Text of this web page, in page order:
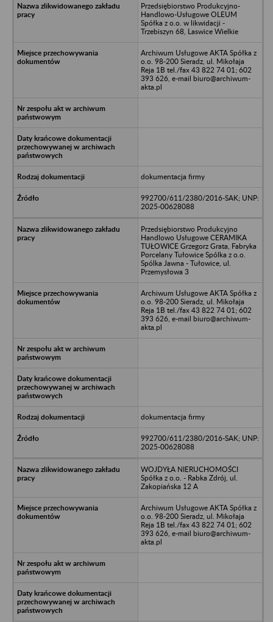
Przedsiębiorstwo Produkcyjno-
Handlowo-Usługowe OLEUM
Spółka z o.o. w likwidacji -
Trzebiszyn 68, Laswice Wielkie
Archiwum Usługowe AKTA Spółka z
o.o. 98-200 Sieradz, ul. Mikołaja
Reja 1B tel./fax 43 822 74 01; 602
393 626, e-mail biuro@archiwum-
akta.pl
dokumentacja firmy
992700/611/2380/2016-SAK; UNP:
2025-00628088
Przedsiębiorstwo Produkcyjno
Handlowo Usługowe CERAMIKA
TUŁOWICE Grzegorz Grata, Fabryka
Porcelany Tułowice Spólka z o.o.
Spólka Jawna - Tułowice, ul.
Przemysłowa 3
Archiwum Usługowe AKTA Spółka z
o.o. 98-200 Sieradz, ul. Mikołaja
Reja 1B tel./fax 43 822 74 01; 602
393 626, e-mail biuro@archiwum-
akta.pl
dokumentacja firmy
992700/611/2380/2016-SAK; UNP:
2025-00628088
WOJDYŁA NIERUCHOMOŚCI
Spółka z o.o. - Rabka Zdrój, ul.
Zakopiańska 12 A
Archiwum Usługowe AKTA Spółka z
o.o. 98-200 Sieradz, ul. Mikołaja
Reja 1B tel./fax 43 822 74 01; 602
393 626, e-mail biuro@archiwum-
akta.pl